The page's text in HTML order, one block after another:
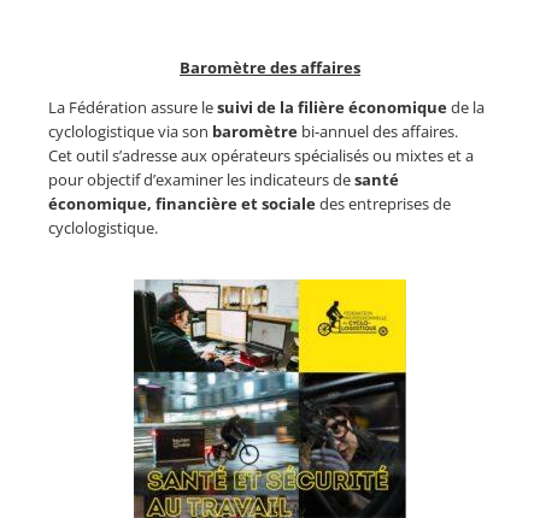
Baromètre des affaires
La Fédération assure lesuivi de la filière économiquede la
cyclologistique via son baromètre bi-annuel des affaires.
Cet outil s’adresse aux opérateurs spécialisés ou mixtes et a
pour objectif d’examiner les indicateurs desanté
économique, financière et socialedes entreprises de
cyclologistique.